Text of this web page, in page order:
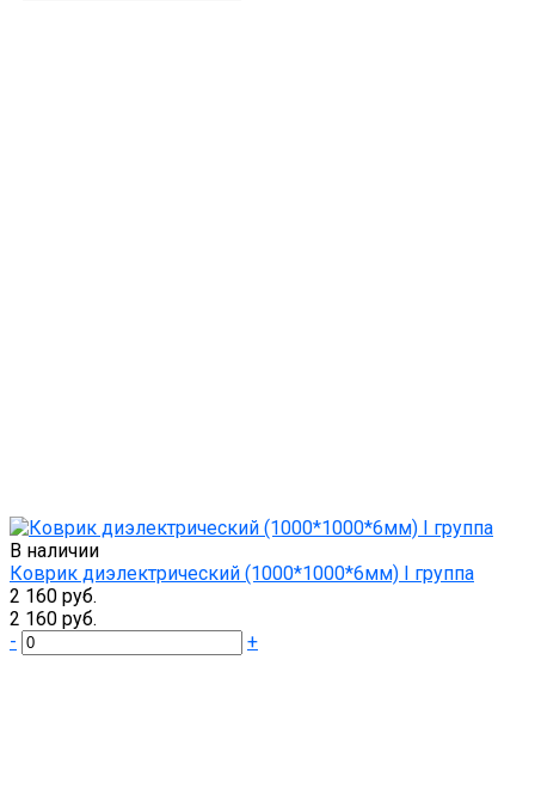
В наличии
Коврик диэлектрический (1000*1000*6мм) I группа
2 160 руб.
2 160 руб.
-
+